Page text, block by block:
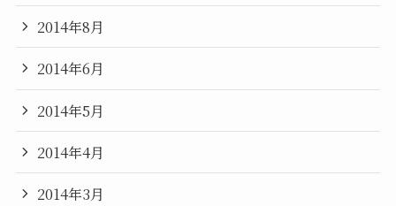
2014年8月
2014年6月
2014年5月
2014年4月
2014年3月